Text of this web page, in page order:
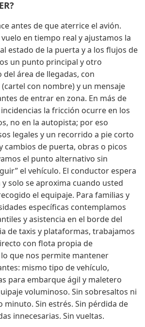
antes de que aterrice el avión.
en tiempo real y ajustamos la
estado de la puerta y a los flujos de
un punto principal y otro
área de llegadas, con
con nombre) y un mensaje
de entrar en zona. En más de
la fricción ocurre en los
no en la autopista; por eso
legales y un recorrido a pie corto
cambios de puerta, obras o picos
el punto alternativo sin
el vehículo. El conductor espera
solo se aproxima cuando usted
el equipaje. Para familias y
específicas contemplamos
y asistencia en el borde del
de taxis y plataformas, trabajamos
con flota propia de
que nos permite mantener
mismo tipo de vehículo,
para embarque ágil y maletero
voluminoso. Sin sobresaltos ni
minuto. Sin estrés. Sin pérdida de
innecesarias. Sin vueltas.